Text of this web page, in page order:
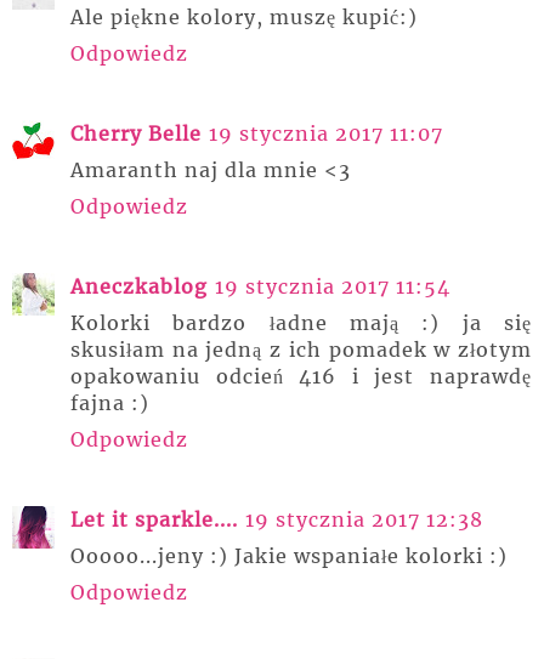
Ale piękne kolory, muszę kupić:)
Odpowiedz
Cherry Belle 19 stycznia 2017 11:07
Amaranth naj dla mnie <3
Odpowiedz
Aneczkablog 19 stycznia 2017 11:54
Kolorki bardzo ładne mają :) ja się
skusiłam na jedną z ich pomadek w złotym
opakowaniu odcień 416 i jest naprawdę
fajna :)
Odpowiedz
Let it sparkle.... 19 stycznia 2017 12:38
Ooooo...jeny :) Jakie wspaniałe kolorki :)
Odpowiedz